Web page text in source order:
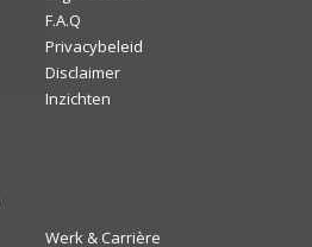
F.A.Q
Privacybeleid
Disclaimer
Inzichten
Werk & Carrière